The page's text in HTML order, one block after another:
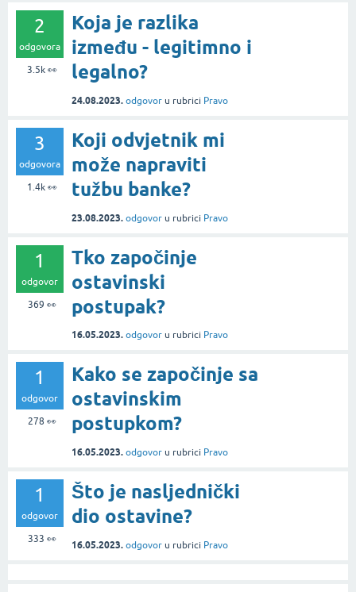
2
odgovora
3.5k👀
Koja je razlika
između - legitimno i
legalno?
24.08.2023. odgovor u rubrici Pravo
3
odgovora
1.4k👀
Koji odvjetnik mi
može napraviti
tužbu banke?
23.08.2023. odgovor u rubrici Pravo
1
odgovor
369 👀
Tko započinje
ostavinski
postupak?
16.05.2023. odgovor u rubrici Pravo
1
odgovor
278 👀
Kako se započinje sa
ostavinskim
postupkom?
16.05.2023. odgovor u rubrici Pravo
1
odgovor
333 👀
Što je nasljednički
dio ostavine?
16.05.2023. odgovor u rubrici Pravo